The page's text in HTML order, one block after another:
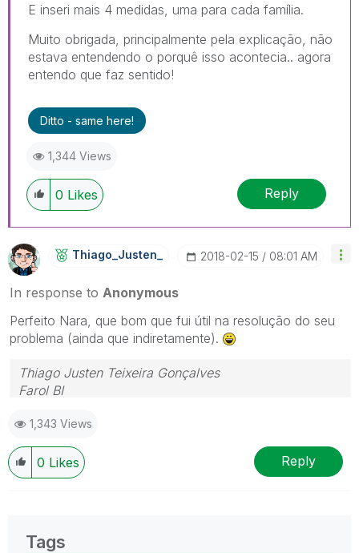
E inseri mais 4 medidas, uma para cada família.
Muito obrigada, principalmente pela explicação, não
estava entendendo o porquê isso acontecia.. agora
entendo que faz sentido!
Ditto - same here!
1,344 Views
0 Likes Reply
Thiago_Justen_ ‎2018-02-15 08:01 AM
In response to Anonymous
Perfeito Nara, que bom que fui útil na resolução do seu
problema (ainda que indiretamente).
Thiago Justen Teixeira Gonçalves
Farol BI
Skype: justen.thiago
1,343 Views
0 Likes Reply
Tags